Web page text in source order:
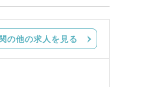
の他の求人を見る